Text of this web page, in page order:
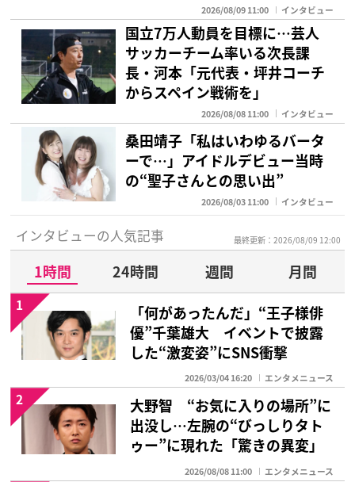
2026/08/09 11:00 インタビュー
国立7万人動員を目標に…芸人
サッカーチーム率いる次長課
長・河本「元代表・坪井コーチ
からスペイン戦術を」
2026/08/08 11:00 インタビュー
桑田靖子「私はいわゆるバータ
ーで…」アイドルデビュー当時
の“聖子さんとの思い出”
2026/08/03 11:00 インタビュー
インタビューの人気記事 最終更新：2026/08/09 12:00
1時間 24時間 週間
月間
「何があったんだ」“王子様俳
優”千葉雄大 イベントで披露
した“激変姿”にSNS衝撃
2026/03/04 16:20 エンタメニュース
1
大野智 “お気に入りの場所”に
出没し…左腕の“びっしりタト
ゥー”に現れた「驚きの異変」
2026/08/08 11:00 エンタメニュース
2